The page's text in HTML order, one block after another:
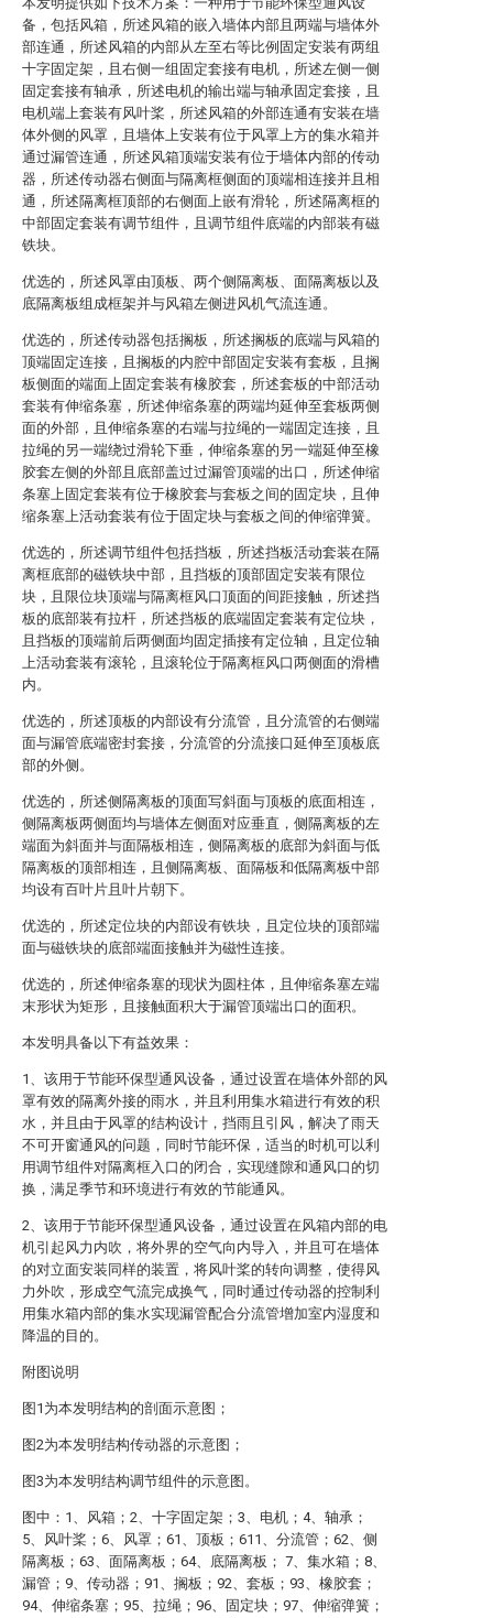
备，包括风箱，所述风箱的嵌入墙体内部且两端与墙体外
部连通，所述风箱的内部从左至右等比例固定安装有两组
十字固定架，且右侧一组固定套接有电机，所述左侧一侧
固定套接有轴承，所述电机的输出端与轴承固定套接，且
电机端上套装有风叶桨，所述风箱的外部连通有安装在墙
体外侧的风罩，且墙体上安装有位于风罩上方的集水箱并
通过漏管连通，所述风箱顶端安装有位于墙体内部的传动
器，所述传动器右侧面与隔离框侧面的顶端相连接并且相
通，所述隔离框顶部的右侧面上嵌有滑轮，所述隔离框的
中部固定套装有调节组件，且调节组件底端的内部装有磁
铁块。
优选的，所述风罩由顶板、两个侧隔离板、面隔离板以及
底隔离板组成框架并与风箱左侧进风机气流连通。
优选的，所述传动器包括搁板，所述搁板的底端与风箱的
顶端固定连接，且搁板的内腔中部固定安装有套板，且搁
板侧面的端面上固定套装有橡胶套，所述套板的中部活动
套装有伸缩条塞，所述伸缩条塞的两端均延伸至套板两侧
面的外部，且伸缩条塞的右端与拉绳的一端固定连接，且
拉绳的另一端绕过滑轮下垂，伸缩条塞的另一端延伸至橡
胶套左侧的外部且底部盖过过漏管顶端的出口，所述伸缩
条塞上固定套装有位于橡胶套与套板之间的固定块，且伸
缩条塞上活动套装有位于固定块与套板之间的伸缩弹簧。
优选的，所述调节组件包括挡板，所述挡板活动套装在隔
离框底部的磁铁块中部，且挡板的顶部固定安装有限位
块，且限位块顶端与隔离框风口顶面的间距接触，所述挡
板的底部装有拉杆，所述挡板的底端固定套装有定位块，
且挡板的顶端前后两侧面均固定插接有定位轴，且定位轴
上活动套装有滚轮，且滚轮位于隔离框风口两侧面的滑槽
内。
优选的，所述顶板的内部设有分流管，且分流管的右侧端
面与漏管底端密封套接，分流管的分流接口延伸至顶板底
部的外侧。
优选的，所述侧隔离板的顶面写斜面与顶板的底面相连，
侧隔离板两侧面均与墙体左侧面对应垂直，侧隔离板的左
端面为斜面并与面隔板相连，侧隔离板的底部为斜面与低
隔离板的顶部相连，且侧隔离板、面隔板和低隔离板中部
均设有百叶片且叶片朝下。
优选的，所述定位块的内部设有铁块，且定位块的顶部端
面与磁铁块的底部端面接触并为磁性连接。
优选的，所述伸缩条塞的现状为圆柱体，且伸缩条塞左端
末形状为矩形，且接触面积大于漏管顶端出口的面积。
本发明具备以下有益效果：
1、该用于节能环保型通风设备，通过设置在墙体外部的风
罩有效的隔离外接的雨水，并且利用集水箱进行有效的积
水，并且由于风罩的结构设计，挡雨且引风，解决了雨天
不可开窗通风的问题，同时节能环保，适当的时机可以利
用调节组件对隔离框入口的闭合，实现缝隙和通风口的切
换，满足季节和环境进行有效的节能通风。
2、该用于节能环保型通风设备，通过设置在风箱内部的电
机引起风力内吹，将外界的空气向内导入，并且可在墙体
的对立面安装同样的装置，将风叶桨的转向调整，使得风
力外吹，形成空气流完成换气，同时通过传动器的控制利
用集水箱内部的集水实现漏管配合分流管增加室内湿度和
降温的目的。
附图说明
图1为本发明结构的剖面示意图；
图2为本发明结构传动器的示意图；
图3为本发明结构调节组件的示意图。
图中：1、风箱；2、十字固定架；3、电机；4、轴承；
5、风叶桨；6、风罩；61、顶板；611、分流管；62、侧
隔离板；63、面隔离板；64、底隔离板； 7、集水箱；8、
漏管；9、传动器；91、搁板；92、套板；93、橡胶套；
94、伸缩条塞；95、拉绳；96、固定块；97、伸缩弹簧；